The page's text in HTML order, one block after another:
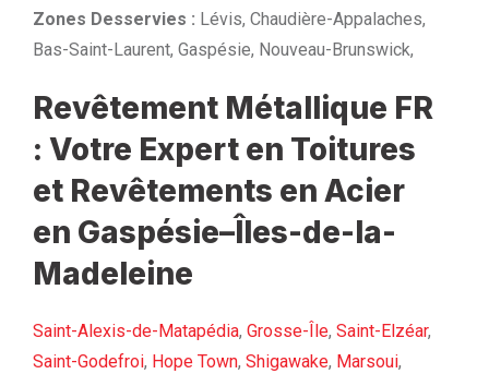
Zones Desservies : Lévis, Chaudière-Appalaches,
Bas-Saint-Laurent, Gaspésie, Nouveau-Brunswick,
Revêtement Métallique FR
: Votre Expert en Toitures
et Revêtements en Acier
en Gaspésie–Îles-de-la-
Madeleine
Saint-Alexis-de-Matapédia, Grosse-Île, Saint-Elzéar,
Saint-Godefroi, Hope Town, Shigawake, Marsoui,